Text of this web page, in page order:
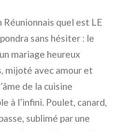
Réunionnais quel est LE
sans hésiter : le
mariage heureux
mijoté avec amour et
de la cuisine
à l’infini. Poulet, canard,
sublimé par une